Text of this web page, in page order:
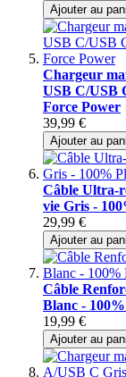
Ajouter au
Chargeur
USB C/USB
Force Power
39,99 €
Ajouter au
Câble Ultra-
vie Gris -
29,99 €
Ajouter au
Câble
Blanc -
19,99 €
Ajouter au